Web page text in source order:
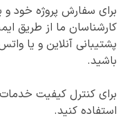
برای سفارش پروژه خود و
کارشناسان ما از طریق
پشتیبانی آنلاین و یا
باشید.
برای کنترل کیفیت
استفاده کنید.